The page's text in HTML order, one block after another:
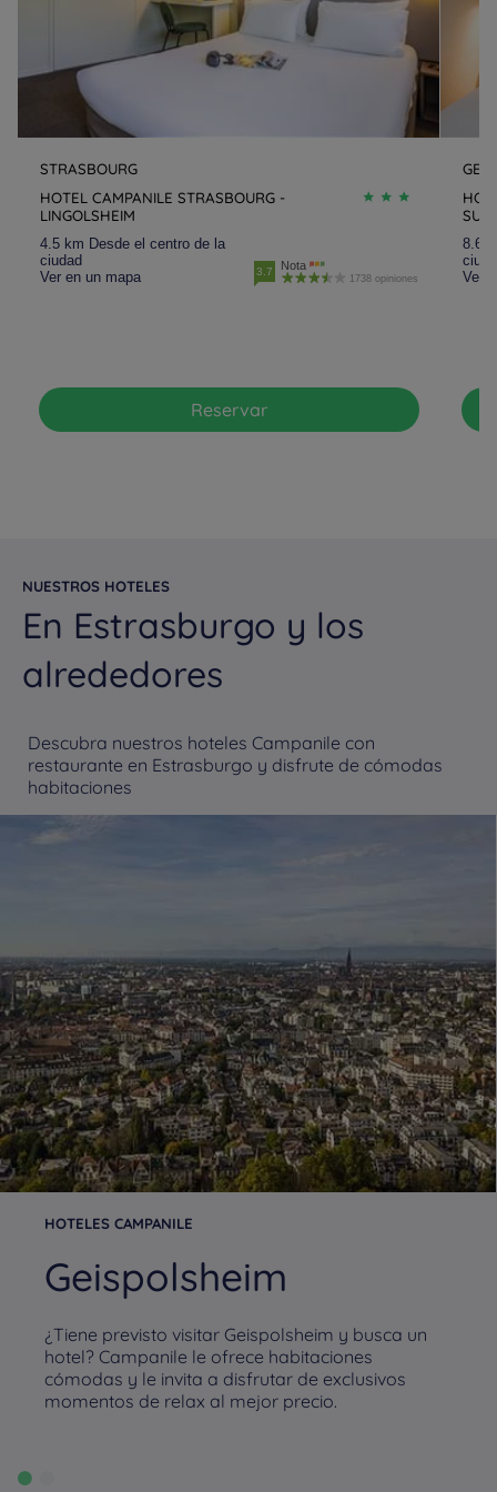
STRASBOURG
HOTEL CAMPANILE STRASBOURG -
LINGOLSHEIM
4.5 km Desde el centro de la
ciudad
Ver en un mapa
3.7 Nota
1738 opiniones
Reservar
SUD
8.6
Ver
NUESTROS HOTELES
En Estrasburgo y los
alrededores
Descubra nuestros hoteles Campanile con
restaurante en Estrasburgo y disfrute de cómodas
habitaciones
HOTELES CAMPANILE
Geispolsheim
¿Tiene previsto visitar Geispolsheim y busca un
hotel? Campanile le ofrece habitaciones
cómodas y le invita a disfrutar de exclusivos
momentos de relax al mejor precio.